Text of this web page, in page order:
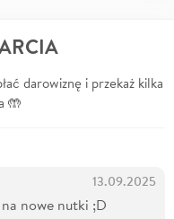
darowiznę i przekaż kilka
🤲
13.09.2025
nowe nutki ;D